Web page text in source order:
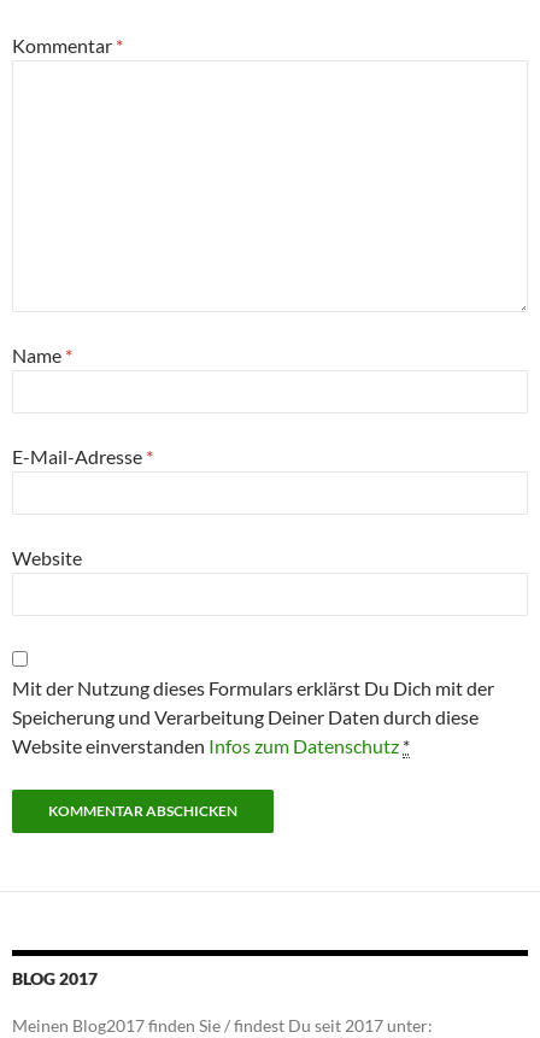
Kommentar *
Name *
E-Mail-Adresse *
Website
Mit der Nutzung dieses Formulars erklärst Du Dich mit der
Speicherung und Verarbeitung Deiner Daten durch diese
Website einverstanden Infos zum Datenschutz *
BLOG 2017
Meinen Blog2017 finden Sie / findest Du seit 2017 unter: